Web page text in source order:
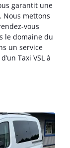
garantit une
Nous mettons
vous
le domaine du
un service
Taxi VSL à